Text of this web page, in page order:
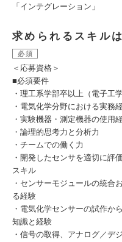
「インテグレーション」
求められるスキルは
必須
＜応募資格＞
■必須要件
・理工系学部卒以上（電子工
・電気化学分野における実務
・実験機器・測定機器の使用
・論理的思考力と分析力
・チームでの働く力
・開発したセンサを適切に評
スキル
・センサーモジュールの統合
る経験
・電気化学センサーの試作か
知識と経験
・信号の取得、アナログ／デ